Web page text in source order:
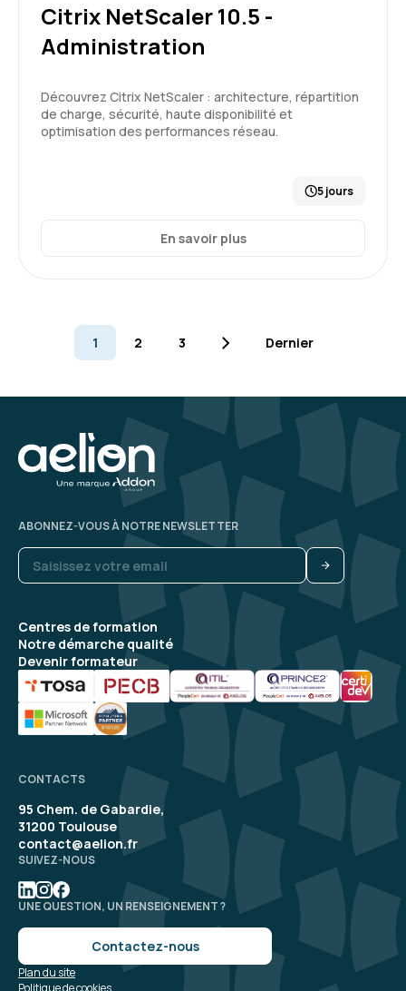
Citrix NetScaler 10.5 -
Administration
Découvrez Citrix NetScaler : architecture, répartition
de charge, sécurité, haute disponibilité et
optimisation des performances réseau.
5 jours
En savoir plus
1 2 3 Dernier
Centres de formation
Notre démarche qualité
Devenir formateur
ABONNEZ-VOUS À NOTRE NEWSLETTER
CONTACTS
95 Chem. de Gabardie,
31200 Toulouse
contact@aelion.fr
SUIVEZ-NOUS
UNE QUESTION, UN RENSEIGNEMENT ?
Contactez-nous
Politique de cookies
Plan du site